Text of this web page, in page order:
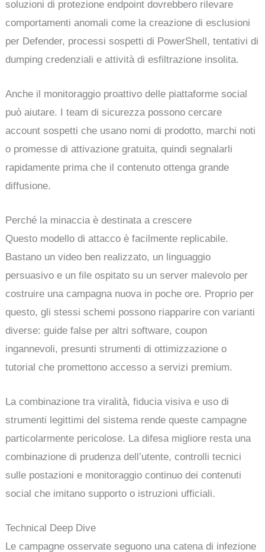
soluzioni di protezione endpoint dovrebbero rilevare
comportamenti anomali come la creazione di esclusioni
per Defender, processi sospetti di PowerShell, tentativi di
dumping credenziali e attività di esfiltrazione insolita.
Anche il monitoraggio proattivo delle piattaforme social
può aiutare. I team di sicurezza possono cercare
account sospetti che usano nomi di prodotto, marchi noti
o promesse di attivazione gratuita, quindi segnalarli
rapidamente prima che il contenuto ottenga grande
diffusione.
Perché la minaccia è destinata a crescere
Questo modello di attacco è facilmente replicabile.
Bastano un video ben realizzato, un linguaggio
persuasivo e un file ospitato su un server malevolo per
costruire una campagna nuova in poche ore. Proprio per
questo, gli stessi schemi possono riapparire con varianti
diverse: guide false per altri software, coupon
ingannevoli, presunti strumenti di ottimizzazione o
tutorial che promettono accesso a servizi premium.
La combinazione tra viralità, fiducia visiva e uso di
strumenti legittimi del sistema rende queste campagne
particolarmente pericolose. La difesa migliore resta una
combinazione di prudenza dell’utente, controlli tecnici
sulle postazioni e monitoraggio continuo dei contenuti
social che imitano supporto o istruzioni ufficiali.
Technical Deep Dive
Le campagne osservate seguono una catena di infezione